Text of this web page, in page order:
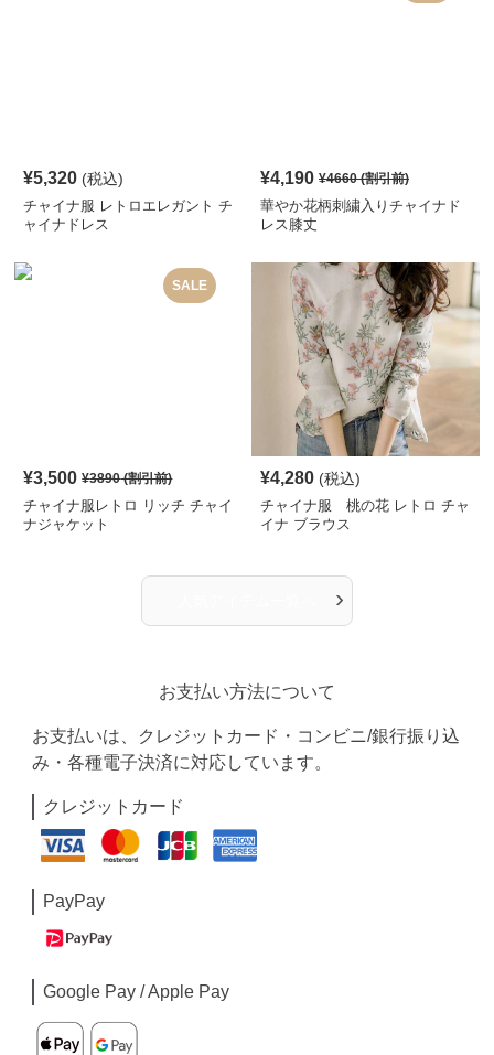
¥5,320 (税込)
チャイナ服 レトロエレガント チ
ャイナドレス
¥4,190 ¥4660(割引前)
華やか花柄刺繍入りチャイナド
レス膝丈
SALE
¥3,500 ¥3890(割引前)
チャイナ服レトロ リッチ チャイ
ナジャケット
¥4,280 (税込)
チャイナ服 桃の花 レトロ チャ
イナ ブラウス
›
お支払い方法について
お支払いは、クレジットカード・コンビニ/銀行振り込
み・各種電子決済に対応しています。
クレジットカード
PayPay
Google Pay / Apple Pay